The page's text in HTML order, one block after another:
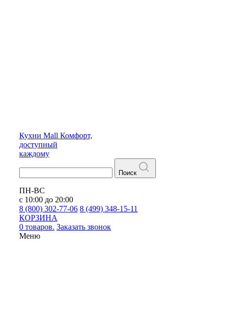
Кухни Mall Комфорт,
доступный
каждому
Поиск
ПН-ВС
с 10:00 до 20:00
8 (800) 302-77-06 8 (499) 348-15-11
КОРЗИНА
0 товаров. Заказать звонок
Меню